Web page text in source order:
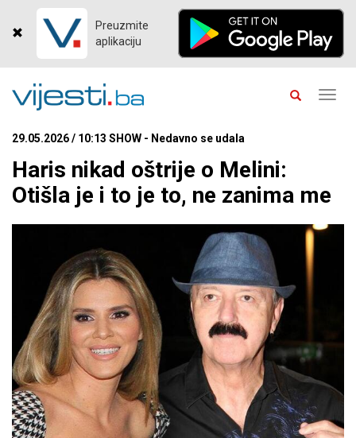
Preuzmite
aplikaciju
29.05.2026 / 10:13 SHOW - Nedavno se udala
Haris nikad oštrije o Melini:
Otišla je i to je to, ne zanima me